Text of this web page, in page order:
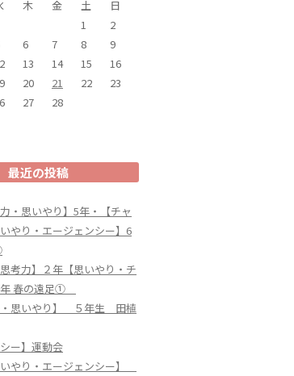
木 金 土
日
1
2
6 7 8
9
13 14 15
16
20 21 22
23
27 28
最近の投稿
力・思いやり】5年・【チャ
やり・エージェンシー】6
思考力】２年【思いやり・チ
年 春の遠足①
・思いやり】 ５年生 田植
ー】運動会
いやり・エージェンシー】